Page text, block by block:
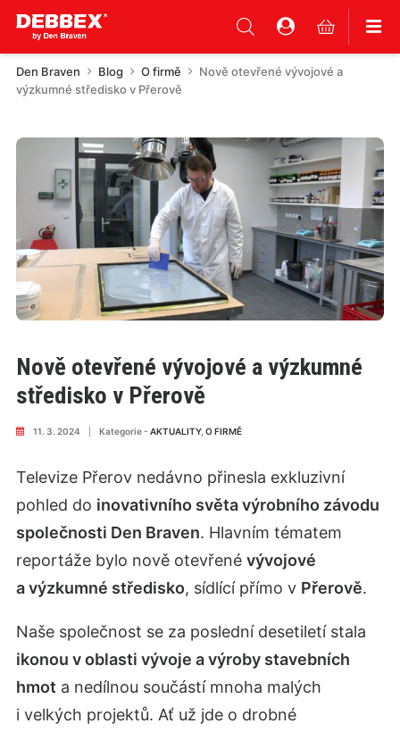
Den Braven Blog O firmě
Nově otevřené vývojové a
výzkumné středisko v Přerově
Nově otevřené vývojové a výzkumné
středisko v Přerově
11. 3. 2024 Kategorie - AKTUALITY, O FIRMĚ
Televize Přerov nedávno přinesla exkluzivní
pohled do inovativního světa výrobního závodu
společnosti Den Braven. Hlavním tématem
reportáže bylo nově otevřené vývojové
a výzkumné středisko, sídlící přímo v Přerově.
Naše společnost se za poslední desetiletí stala
ikonou v oblasti vývoje a výroby stavebních
hmot a nedílnou součástí mnoha malých
i velkých projektů. Ať už jde o drobné